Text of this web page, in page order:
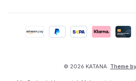
© 2026 KATANA. Theme